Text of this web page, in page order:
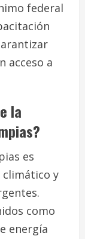
federal
acceso a
la
es
y
como
energía